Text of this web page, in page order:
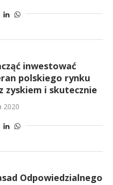
inwestować
polskiego rynku
zyskiem i skutecznie
2020
Odpowiedzialnego